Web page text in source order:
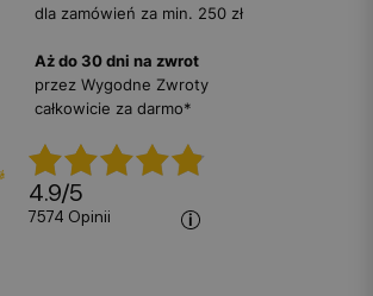
dla zamówień za min. 250 zł
Aż do 30 dni na zwrot
przez Wygodne Zwroty
całkowicie za darmo*
4.9/5
7574 opinii